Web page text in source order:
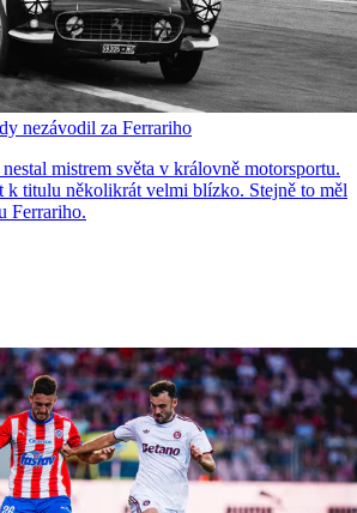
nezávodil za Ferrariho
mistrem světa v královně motorsportu.
k titulu několikrát velmi blízko. Stejně to měl
Ferrariho.